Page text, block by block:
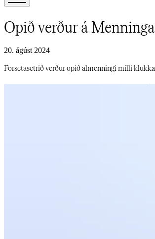
Opið verður á Menningarnótt á Bessastöðum​​​​‌
20. ágúst 2024
Forsetasetrið verður opið almenningi milli klukkan 14:00 - 17:00.​​​​‌